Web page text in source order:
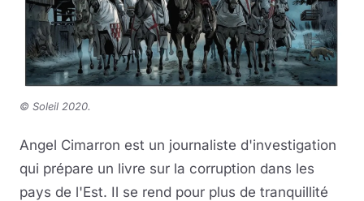
© Soleil 2020.
Angel Cimarron est un journaliste d'investigation
qui prépare un livre sur la corruption dans les
pays de l'Est. Il se rend pour plus de tranquillité